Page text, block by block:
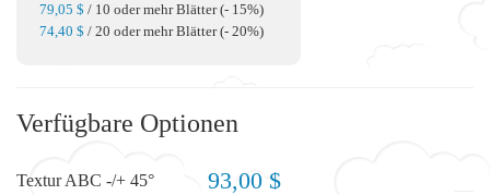
79,05 $ / 10 oder mehr Blätter (- 15%)
74,40 $ / 20 oder mehr Blätter (- 20%)
Verfügbare Optionen
Textur ABC -/+ 45° 93,00 $